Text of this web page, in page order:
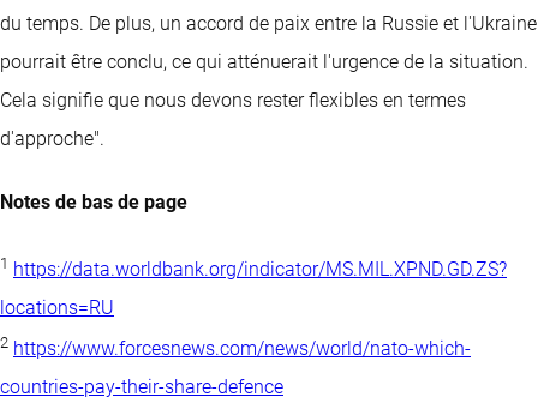
du temps. De plus, un accord de paix entre la Russie et l'Ukraine
pourrait être conclu, ce qui atténuerait l'urgence de la situation.
Cela signifie que nous devons rester flexibles en termes
d'approche".
Notes de bas de page
1 https://data.worldbank.org/indicator/MS.MIL.XPND.GD.ZS?
locations=RU
2 https://www.forcesnews.com/news/world/nato-which-
countries-pay-their-share-defence